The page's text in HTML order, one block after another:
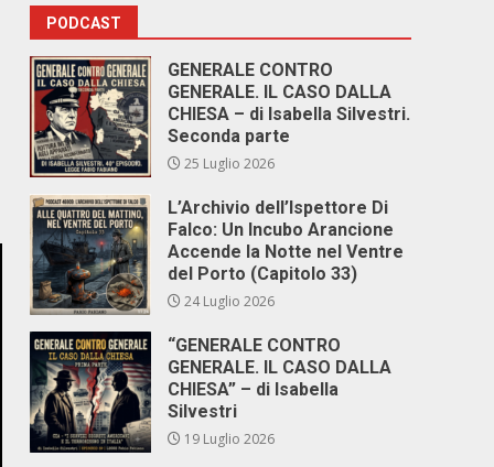
PODCAST
GENERALE CONTRO
GENERALE. IL CASO DALLA
CHIESA – di Isabella Silvestri.
Seconda parte
25 Luglio 2026
L’Archivio dell’Ispettore Di
Falco: Un Incubo Arancione
Accende la Notte nel Ventre
del Porto (Capitolo 33)
24 Luglio 2026
“GENERALE CONTRO
GENERALE. IL CASO DALLA
CHIESA” – di Isabella
Silvestri
19 Luglio 2026